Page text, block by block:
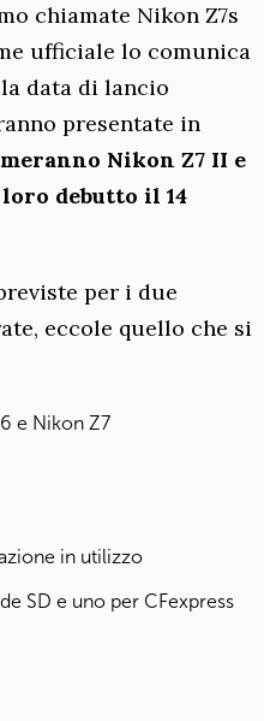
chiamate Nikon Z7s
ufficiale lo comunica
data di lancio
presentate in
Nikon Z7 II e
debutto il 14
per i due
eccole quello che si
e Nikon Z7
in utilizzo
SD e uno per CFexpress